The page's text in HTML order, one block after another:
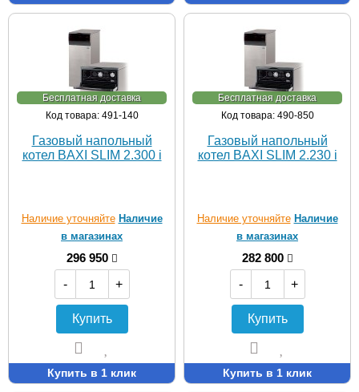
Бесплатная доставка
Код товара: 491-140
Газовый напольный
котел BAXI SLIM 2.300 i
Наличие уточняйте Наличие
в магазинах
296 950
-
+
Купить
Купить в 1 клик
Бесплатная доставка
Код товара: 490-850
Газовый напольный
котел BAXI SLIM 2.230 i
Наличие уточняйте Наличие
в магазинах
282 800
-
+
Купить
Купить в 1 клик